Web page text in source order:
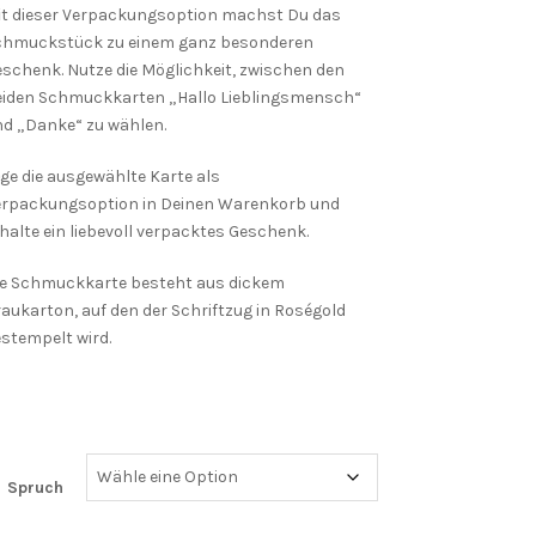
dieser Verpackungsoption machst Du das
zu einem ganz besonderen
Nutze die Möglichkeit, zwischen den
Schmuckkarten „Hallo Lieblingsmensch“
„Danke“ zu wählen.
die ausgewählte Karte als
in Deinen Warenkorb und
ein liebevoll verpacktes Geschenk.
Schmuckkarte besteht aus dickem
auf den der Schriftzug in Roségold
wird.
Spruch